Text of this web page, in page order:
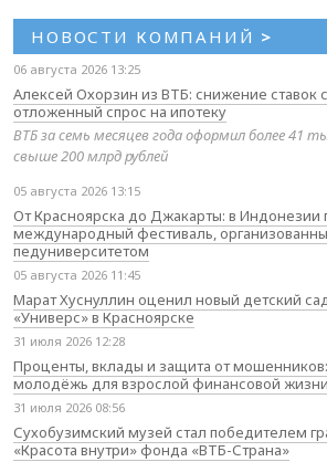
НОВОСТИ КОМПАНИЙ >
06 августа 2026 13:25
Алексей Охорзин из ВТБ: снижение ставок
отложенный спрос на ипотеку
ВТБ за семь месяцев года оформил более 41
свыше 200 млрд рублей
05 августа 2026 13:15
От Красноярска до Джакарты: в Индонезии
международный фестиваль,
педуниверситетом
05 августа 2026 11:45
Марат Хуснуллин оценил новый детский
«Универс» в Красноярске
31 июля 2026 12:28
Проценты, вклады и защита от
молодёжь для взрослой финансовой жизни
31 июля 2026 08:56
Сухобузимский музей стал победителем
«Красота внутри» фонда «ВТБ-Страна»